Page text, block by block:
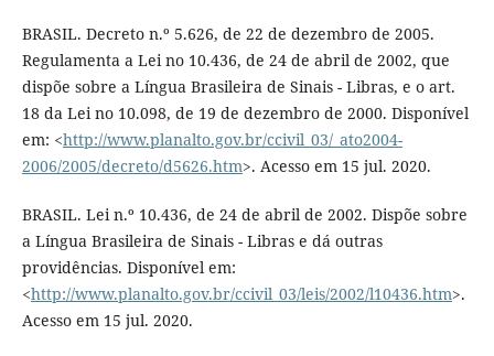
BRASIL. Decreto n.º 5.626, de 22 de dezembro de 2005.
Regulamenta a Lei no 10.436, de 24 de abril de 2002, que
dispõe sobre a Língua Brasileira de Sinais - Libras, e o art.
18 da Lei no 10.098, de 19 de dezembro de 2000. Disponível
em: <http://www.planalto.gov.br/ccivil_03/_ato2004-
2006/2005/decreto/d5626.htm>. Acesso em 15 jul. 2020.
BRASIL. Lei n.º 10.436, de 24 de abril de 2002. Dispõe sobre
a Língua Brasileira de Sinais - Libras e dá outras
providências. Disponível em:
<http://www.planalto.gov.br/ccivil_03/leis/2002/l10436.htm>.
Acesso em 15 jul. 2020.